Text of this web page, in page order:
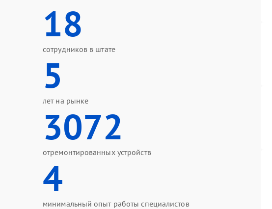
18
сотрудников в штате
5
лет на рынке
3072
отремонтированных устройств
4
минимальный опыт работы специалистов